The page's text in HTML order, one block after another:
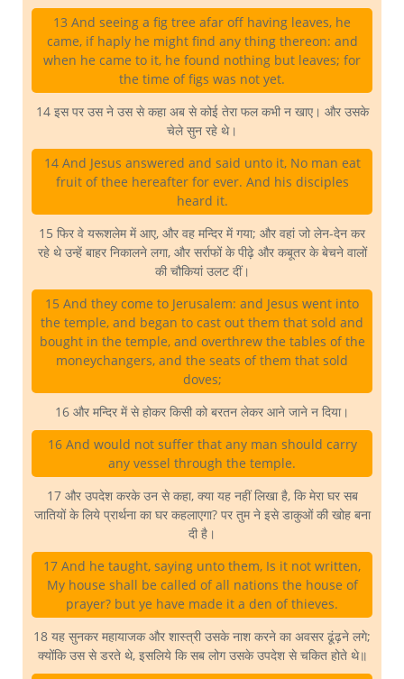
13 And seeing a fig tree afar off having leaves, he
came, if haply he might find any thing thereon: and
when he came to it, he found nothing but leaves; for
the time of figs was not yet.
14 इस पर उस ने उस से कहा अब से कोई तेरा फल कभी न खाए। और उसके
चेले सुन रहे थे।
14 And Jesus answered and said unto it, No man eat
fruit of thee hereafter for ever. And his disciples
heard it.
15 फिर वे यरूशलेम में आए, और वह मन्दिर में गया; और वहां जो लेन-देन कर
रहे थे उन्हें बाहर निकालने लगा, और सर्राफों के पीढ़े और कबूतर के बेचने वालों
की चौकियां उलट दीं।
15 And they come to Jerusalem: and Jesus went into
the temple, and began to cast out them that sold and
bought in the temple, and overthrew the tables of the
moneychangers, and the seats of them that sold
doves;
16 और मन्दिर में से होकर किसी को बरतन लेकर आने जाने न दिया।
16 And would not suffer that any man should carry
any vessel through the temple.
17 और उपदेश करके उन से कहा, क्या यह नहीं लिखा है, कि मेरा घर सब
जातियों के लिये प्रार्थना का घर कहलाएगा? पर तुम ने इसे डाकुओं की खोह बना
दी है।
17 And he taught, saying unto them, Is it not written,
My house shall be called of all nations the house of
prayer? but ye have made it a den of thieves.
18 यह सुनकर महायाजक और शास्त्री उसके नाश करने का अवसर ढूंढ़ने लगे;
क्योंकि उस से डरते थे, इसलिये कि सब लोग उसके उपदेश से चकित होते थे॥